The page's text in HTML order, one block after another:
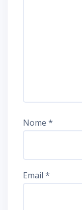
Nome *
Email *